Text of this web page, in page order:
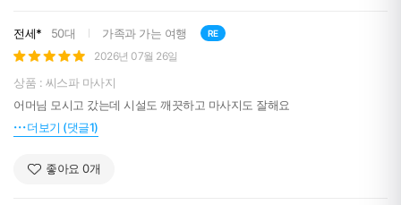
전세* 50대 가족과 가는 여행 RE
2026년 07월 26일
상품 : 씨스파 마사지
어머님 모시고 갔는데 시설도 깨끗하고 마사지도 잘해요
더보기 (댓글1)
좋아요 0개